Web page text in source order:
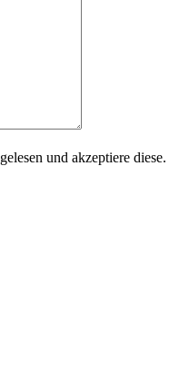
gelesen und akzeptiere diese.